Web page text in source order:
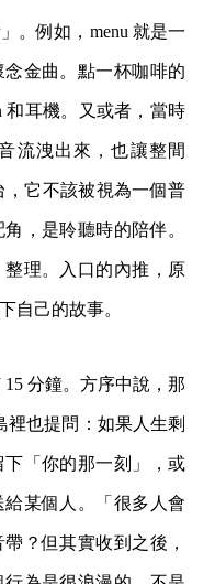
。例如，menu 就是一
金曲。點一杯咖啡的
和耳機。又或者，當時
流洩出來，也讓整間
，它不該被視為一個普
，是聆聽時的陪伴。
理。入口的內推，原
自己的故事。
分鐘。方序中說，那
裡也提問：如果人生剩
「你的那一刻」，或
某個人。「很多人會
？但其實收到之後，